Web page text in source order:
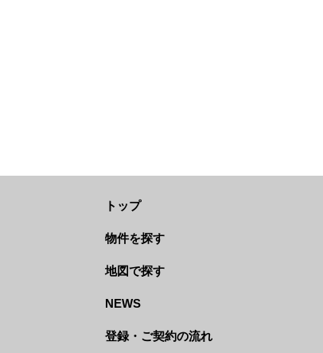
トップ
物件を探す
地図で探す
NEWS
登録・ご契約の流れ